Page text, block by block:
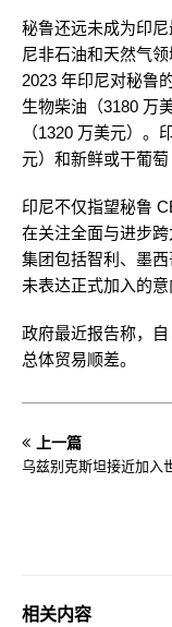
秘鲁还远未成为印
尼非石油和天然气领
2023 年印尼对秘鲁
生物柴油（3180 万
（1320 万美元）。
元）和新鲜或干葡萄
印尼不仅指望秘鲁
在关注全面与进步
集团包括智利、墨
未表达正式加入的意
政府最近报告称，
总体贸易顺差。
上一篇
乌兹别克斯坦接近加入
相关内容